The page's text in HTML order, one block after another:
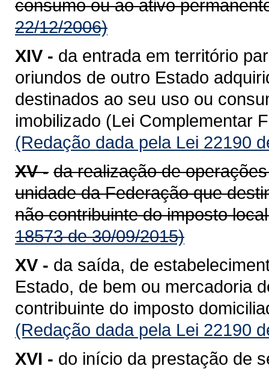
consumo ou ao ativo
22/12/2006)
XIV - da entrada em território
oriundos de outro Estado
destinados ao seu uso ou
imobilizado (Lei Complementar
(Redação dada pela Lei 22190
XV - da realização de
unidade da Federação que
não contribuinte do imposto
18573 de 30/09/2015)
XV - da saída, de
Estado, de bem ou mercadoria
contribuinte do imposto
(Redação dada pela Lei 22190
XVI - do início da prestação de